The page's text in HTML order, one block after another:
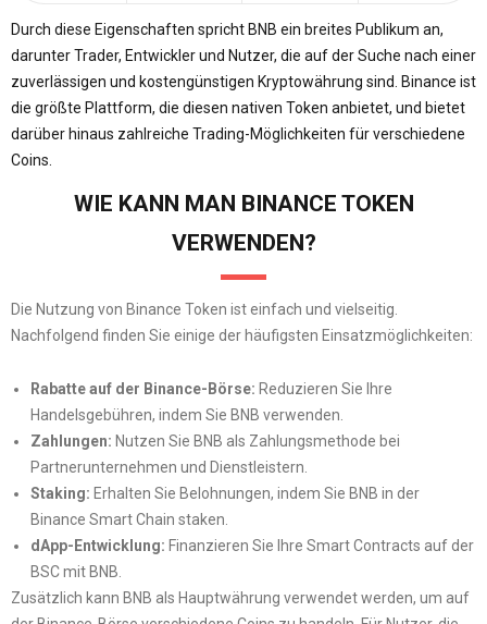
Durch diese Eigenschaften spricht BNB ein breites Publikum an,
darunter Trader, Entwickler und Nutzer, die auf der Suche nach einer
zuverlässigen und kostengünstigen Kryptowährung sind. Binance ist
die größte Plattform, die diesen nativen Token anbietet, und bietet
darüber hinaus zahlreiche Trading-Möglichkeiten für verschiedene
Coins.
WIE KANN MAN BINANCE TOKEN
VERWENDEN?
Die Nutzung von Binance Token ist einfach und vielseitig.
Nachfolgend finden Sie einige der häufigsten Einsatzmöglichkeiten:
Rabatte auf der Binance-Börse: Reduzieren Sie Ihre
Handelsgebühren, indem Sie BNB verwenden.
Zahlungen: Nutzen Sie BNB als Zahlungsmethode bei
Partnerunternehmen und Dienstleistern.
Staking: Erhalten Sie Belohnungen, indem Sie BNB in der
Binance Smart Chain staken.
dApp-Entwicklung: Finanzieren Sie Ihre Smart Contracts auf der
BSC mit BNB.
Zusätzlich kann BNB als Hauptwährung verwendet werden, um auf